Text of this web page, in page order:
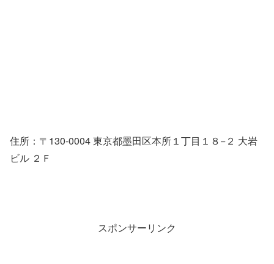
住所：〒130-0004 東京都墨田区本所１丁目１８−２ 大岩
ビル ２Ｆ
スポンサーリンク